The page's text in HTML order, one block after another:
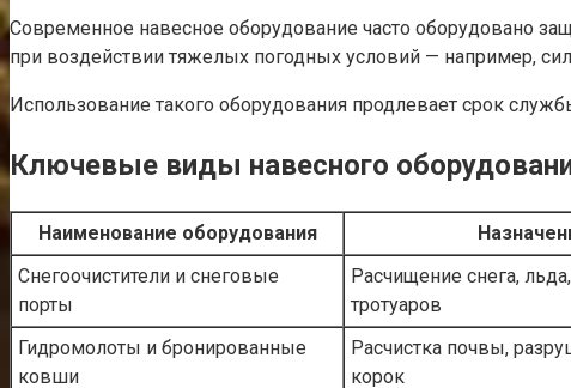
Современное навесное оборудование часто оборудовано
при воздействии тяжелых погодных условий — например,
Использование такого оборудования продлевает срок
Ключевые виды навесного
Наименование оборудования
Снегоочистители и снеговые
порты
Расчищение снега,
тротуаров
Гидромолоты и бронированные
ковши
Расчистка почвы,
корок